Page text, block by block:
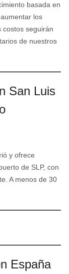
basada en
los
costos seguirán
de nuestros
San Luis
y ofrece
de SLP, con
A menos de 30
España